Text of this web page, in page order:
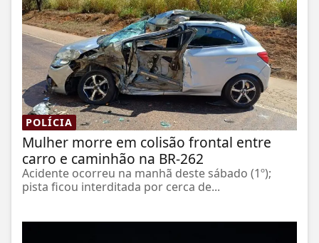
POLÍCIA
Mulher morre em colisão frontal entre
carro e caminhão na BR-262
Acidente ocorreu na manhã deste sábado (1º);
pista ficou interditada por cerca de...